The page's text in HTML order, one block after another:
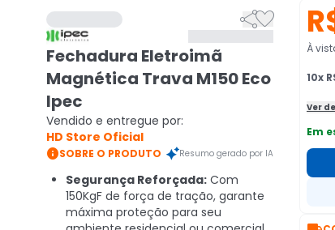

Fechadura Eletroimã
Magnética Trava M150 Eco
Ipec
Vendido e entregue por:
HD Store Oficial
SOBRE O PRODUTO Resumo gerado por IA
Segurança Reforçada: Com
150KgF de força de tração, garante
máxima proteção para seu
À
10x
Ver
Em